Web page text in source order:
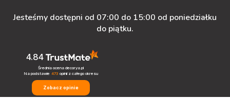
Jesteśmy dostępni od 07:00 do 15:00 od poniedziałku
do piątku.
4.84
Średnia ocena decorya.pl
Na podstawie 473 opinii z całego okresu
Zobacz opinie